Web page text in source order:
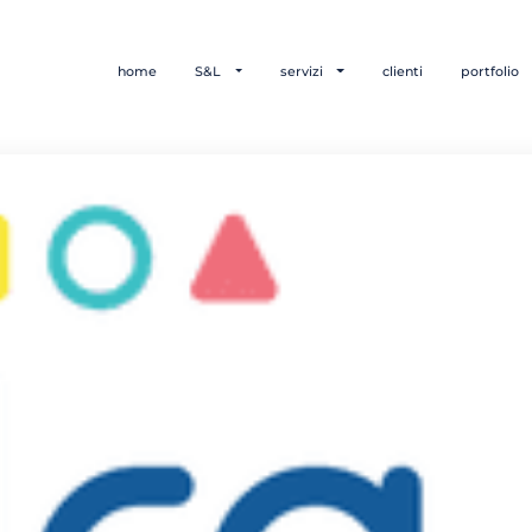
home S&L servizi clienti portfolio